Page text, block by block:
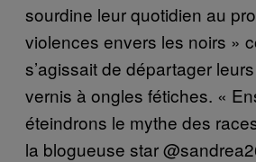
sourdine leur quotidien au
violences envers les noirs »
s’agissait de départager
vernis à ongles fétiches. «
éteindrons le mythe des
la blogueuse star